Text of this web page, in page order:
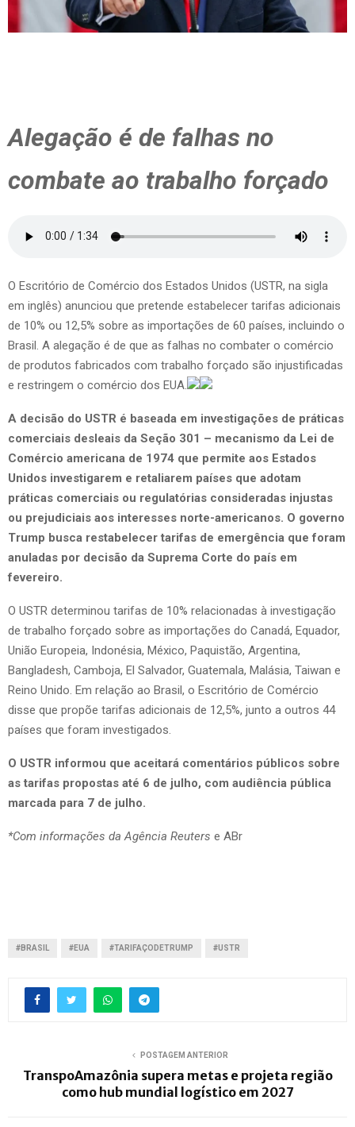
Alegação é de falhas no
combate ao trabalho forçado
O Escritório de Comércio dos Estados Unidos (USTR, na sigla
em inglês) anunciou que pretende estabelecer tarifas adicionais
de 10% ou 12,5% sobre as importações de 60 países, incluindo o
Brasil. A alegação é de que as falhas no combater o comércio
de produtos fabricados com trabalho forçado são injustificadas
e restringem o comércio dos EUA.
A decisão do USTR é baseada em investigações de práticas
comerciais desleais da Seção 301 – mecanismo da Lei de
Comércio americana de 1974 que permite aos Estados
Unidos investigarem e retaliarem países que adotam
práticas comerciais ou regulatórias consideradas injustas
ou prejudiciais aos interesses norte-americanos. O governo
Trump busca restabelecer tarifas de emergência que foram
anuladas por decisão da Suprema Corte do país em
fevereiro.
O USTR determinou tarifas de 10% relacionadas à investigação
de trabalho forçado sobre as importações do Canadá, Equador,
União Europeia, Indonésia, México, Paquistão, Argentina,
Bangladesh, Camboja, El Salvador, Guatemala, Malásia, Taiwan e
Reino Unido. Em relação ao Brasil, o Escritório de Comércio
disse que propõe tarifas adicionais de 12,5%, junto a outros 44
países que foram investigados.
O USTR informou que aceitará comentários públicos sobre
as tarifas propostas até 6 de julho, com audiência pública
marcada para 7 de julho.
*Com informações da Agência Reuters e ABr
#BRASIL #EUA #TARIFAÇODETRUMP #USTR
POSTAGEM ANTERIOR
TranspoAmazônia supera metas e projeta região
como hub mundial logístico em 2027